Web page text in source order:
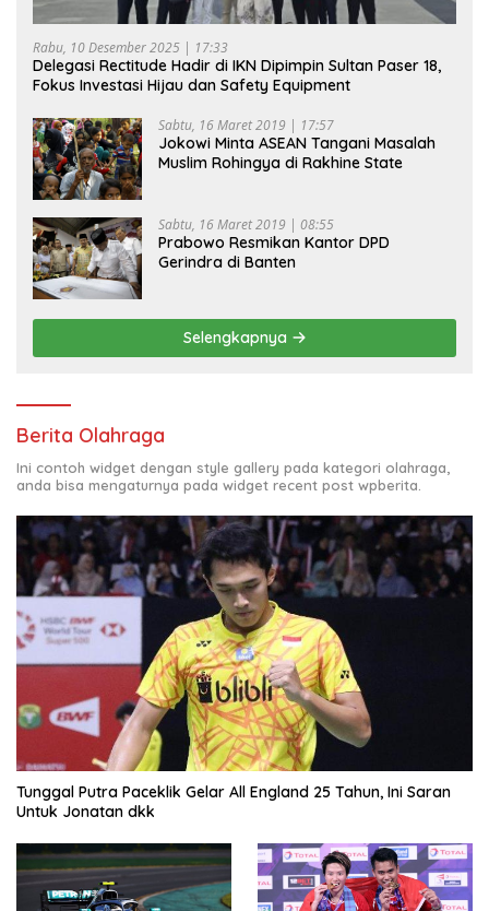
Rabu, 10 Desember 2025 | 17:33
Delegasi Rectitude Hadir di IKN Dipimpin Sultan Paser 18,
Fokus Investasi Hijau dan Safety Equipment
Sabtu, 16 Maret 2019 | 17:57
Jokowi Minta ASEAN Tangani Masalah
Muslim Rohingya di Rakhine State
Sabtu, 16 Maret 2019 | 08:55
Prabowo Resmikan Kantor DPD
Gerindra di Banten
Selengkapnya
Berita Olahraga
Ini contoh widget dengan style gallery pada kategori olahraga,
anda bisa mengaturnya pada widget recent post wpberita.
Tunggal Putra Paceklik Gelar All England 25 Tahun, Ini Saran
Untuk Jonatan dkk